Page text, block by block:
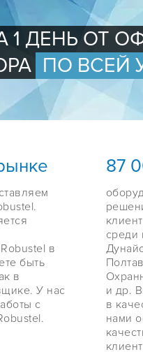
1 ДЕНЬ ОТ
ПО ВСЕЙ
в
быть
в
У нас
с
87
среди
и др.
в
нами